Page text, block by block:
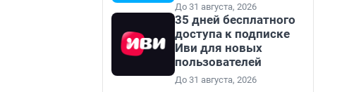
До 31 августа, 2026
35 дней бесплатного
доступа к подписке
Иви для новых
пользователей
До 31 августа, 2026